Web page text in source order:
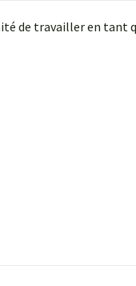
de travailler en tant